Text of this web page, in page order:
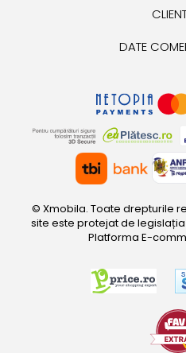
DATE
© Xmobila. Toate drepturile
site este protejat de
Platforma E-